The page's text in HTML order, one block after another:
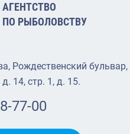
АГЕНТСТВО
ПО РЫБОЛОВСТВУ
Рождественский бульвар,
14, стр. 1, д. 15.
77-00